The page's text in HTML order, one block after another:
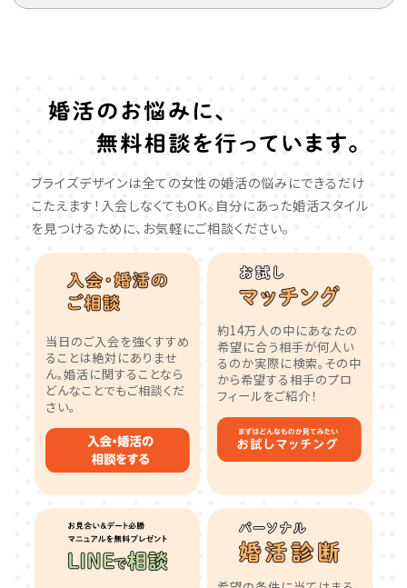
ブライズデザインは全ての女性の婚活の悩みにできるだけ
こたえます！入会しなくてもOK。自分にあった婚活スタイル
を見つけるために、お気軽にご相談ください。
当日のご入会を強くすすめ
ることは絶対にありませ
ん。婚活に関することなら
どんなことでもご相談くだ
さい。
約14万人の中にあなたの
希望に合う相手が何人い
るのか実際に検索。その中
から希望する相手のプロ
フィールをご紹介！